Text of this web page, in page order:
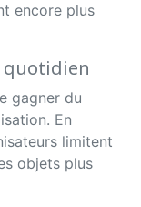
encore plus
quotidien
gagner du
En
limitent
objets plus